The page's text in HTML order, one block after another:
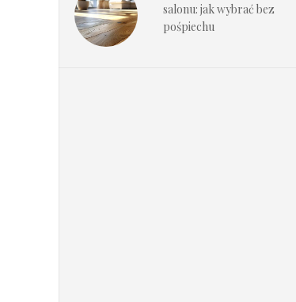
salonu: jak wybrać bez
pośpiechu